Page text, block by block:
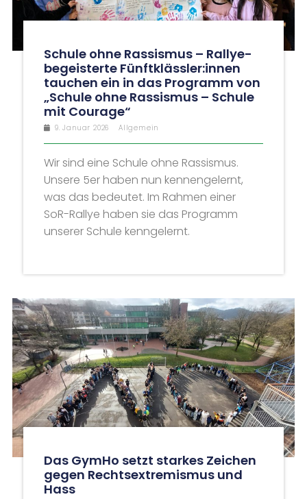
Schule ohne Rassismus – Rallye-
begeisterte Fünftklässler:innen
tauchen ein in das Programm von
„Schule ohne Rassismus – Schule
mit Courage“
9. Januar 2026 Allgemein
Wir sind eine Schule ohne Rassismus.
Unsere 5er haben nun kennengelernt,
was das bedeutet. Im Rahmen einer
SoR-Rallye haben sie das Programm
unserer Schule kenngelernt.
Das GymHo setzt starkes Zeichen
gegen Rechtsextremismus und
Hass